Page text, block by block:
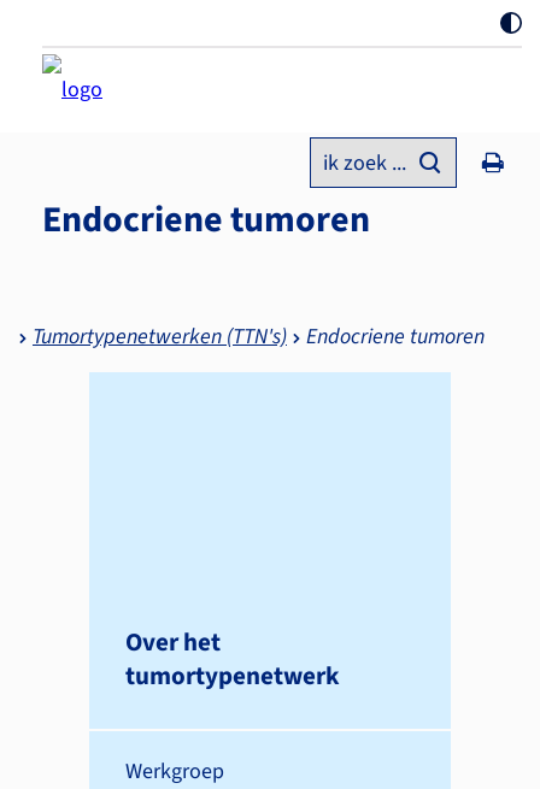
ik zoek ...
Endocriene tumoren
Tumortypenetwerken (TTN's) Endocriene tumoren
Over het
tumortypenetwerk
Werkgroep